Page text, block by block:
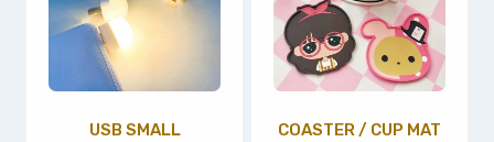
USB SMALL
COASTER / CUP MAT